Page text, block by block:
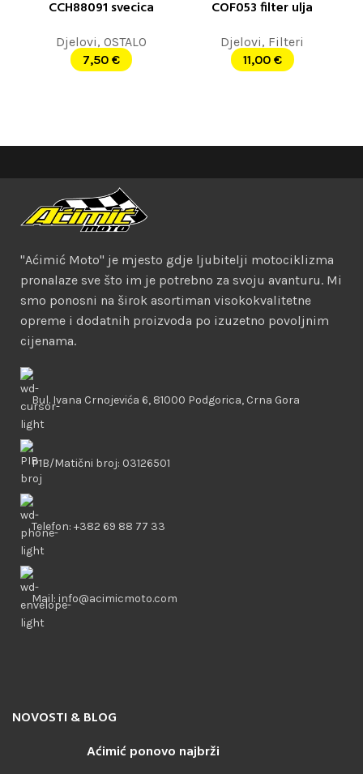
CCH88091 svecica
Djelovi, OSTALO
7,50 €
COF053 filter ulja
Djelovi, Filteri
11,00 €
"Aćimić Moto" je mjesto gdje ljubitelji motociklizma
pronalaze sve što im je potrebno za svoju avanturu. Mi
smo ponosni na širok asortiman visokokvalitetne
opreme i dodatnih proizvoda po izuzetno povoljnim
cijenama.
Bul. Ivana Crnojevića 6, 81000 Podgorica, Crna Gora
PIB/Matični broj: 03126501
Telefon: +382 69 88 77 33
Mail: info@acimicmoto.com
NOVOSTI & BLOG
Aćimić ponovo najbrži